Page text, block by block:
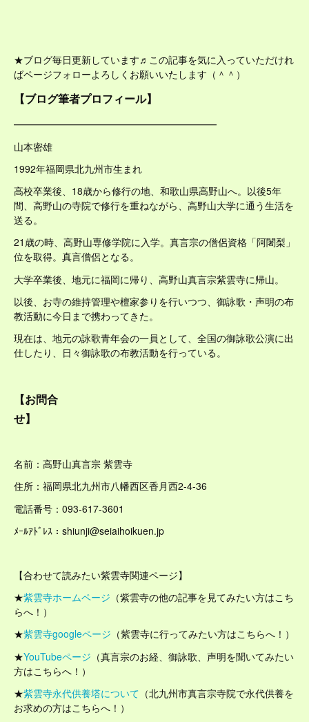
★ブログ毎日更新しています♬この記事を気に入っていただけれ
ばページフォローよろしくお願いいたします（＾＾）
【ブログ筆者プロフィール】
━━━━━━━━━━━━━━━━━━━━━
山本密雄
1992年福岡県北九州市生まれ
高校卒業後、18歳から修行の地、和歌山県高野山へ。以後5年
間、高野山の寺院で修行を重ねながら、高野山大学に通う生活を
送る。
21歳の時、高野山専修学院に入学。真言宗の僧侶資格「阿闍梨」
位を取得。真言僧侶となる。
大学卒業後、地元に福岡に帰り、高野山真言宗紫雲寺に帰山。
以後、お寺の維持管理や檀家参りを行いつつ、御詠歌・声明の布
教活動に今日まで携わってきた。
現在は、地元の詠歌青年会の一員として、全国の御詠歌公演に出
仕したり、日々御詠歌の布教活動を行っている。
【お問合
せ】
名前：高野山真言宗 紫雲寺
住所：福岡県北九州市八幡西区香月西2-4-36
電話番号：093-617-3601
ﾒｰﾙｱﾄﾞﾚｽ：shiunji@seiaihoikuen.jp
【合わせて読みたい紫雲寺関連ページ】
★紫雲寺ホームページ （紫雲寺の他の記事を見てみたい方はこち
らへ！）
★紫雲寺googleページ （紫雲寺に行ってみたい方はこちらへ！）
★YouTubeページ （真言宗のお経、御詠歌、声明を聞いてみたい
方はこちらへ！）
★紫雲寺永代供養塔について （北九州市真言宗寺院で永代供養を
お求めの方はこちらへ！）